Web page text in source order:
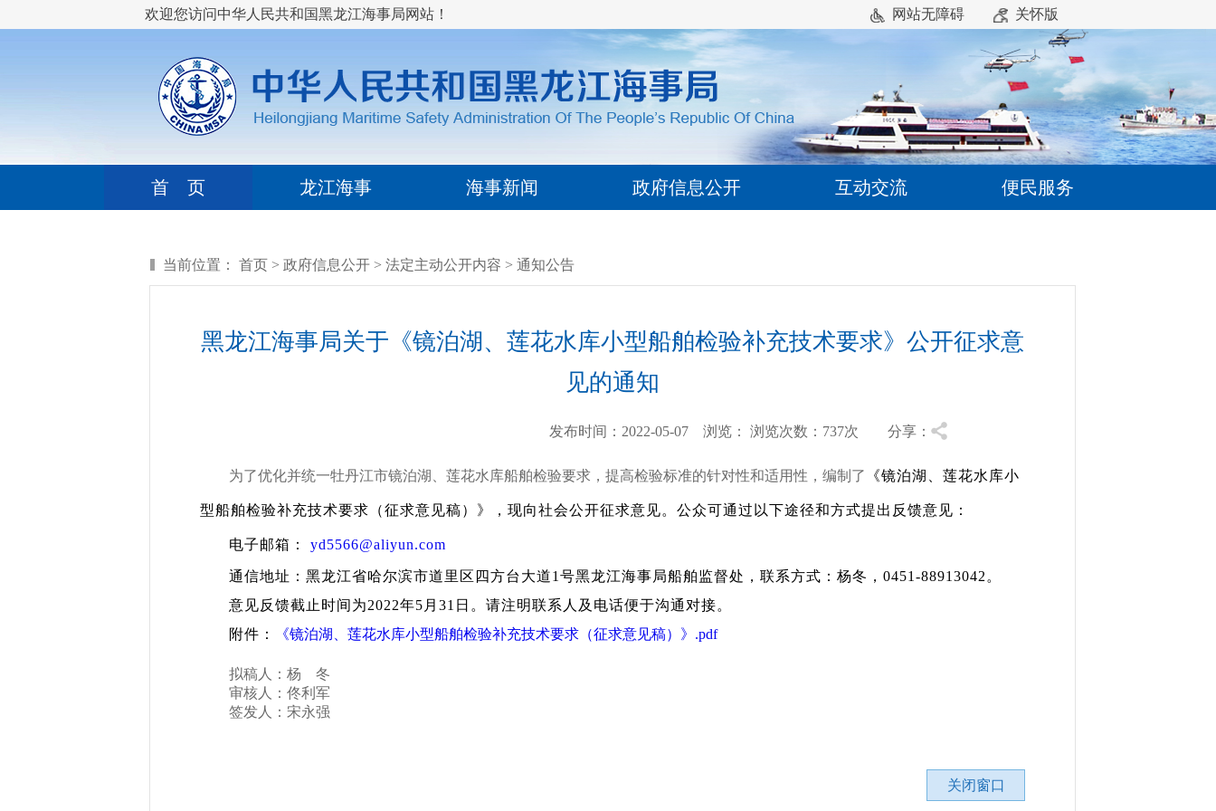
欢迎您访问中华人民共和国黑龙江海事局网站！ 网站无障碍 关怀版
首 页 龙江海事 海事新闻 政府信息公开 互动交流 便民服务
当前位置： 首页 > 政府信息公开 > 法定主动公开内容 > 通知公告
黑龙江海事局关于《镜泊湖、莲花水库小型船舶检验补充技术要求》公开征求意
见的通知
发布时间：2022-05-07 浏览： 浏览次数：737次 分享：
为了优化并统一牡丹江市镜泊湖、莲花水库船舶检验要求，提高检验标准的针对性和适用性，编制了 《镜泊湖、莲花水库小
型船舶检验补充技术要求（征求意见稿）》 ，现向社会公开征求意见。公众可通过以下途径和方式提出反馈意见：
电子邮箱： yd5566@aliyun.com
通信地址：黑龙江省哈尔滨市道里区四方台大道1号黑龙江海事局船舶监督处，联系方式：杨冬，0451-88913042。
意见反馈截止时间为2022年5月31日。请注明联系人及电话便于沟通对接。
附件：
《镜泊湖、莲花水库小型船舶检验补充技术要求（征求意见稿）》.pdf
拟稿人：杨 冬
审核人：佟利军
签发人：宋永强
关闭窗口